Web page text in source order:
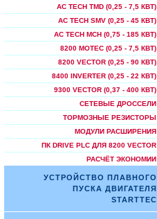
AC TECH TMD (0,25 - 7,5 КВТ)
AC TECH SMV (0,25 - 45 КВТ)
AC TECH МСН (0,75 - 185 КВТ)
8200 MOTEC (0,25 - 7,5 КВТ)
8200 VECTOR (0,25 - 90 КВТ)
8400 INVERTER (0,25 - 22 КВТ)
9300 VECTOR (0,37 - 400 КВТ)
СЕТЕВЫЕ ДРОССЕЛИ
ТОРМОЗНЫЕ РЕЗИСТОРЫ
МОДУЛИ РАСШИРЕНИЯ
ПК DRIVE PLC ДЛЯ 8200 VECTOR
РАСЧЁТ ЭКОНОМИИ
УСТРОЙСТВО ПЛАВНОГО
ПУСКА ДВИГАТЕЛЯ
STARTTEC